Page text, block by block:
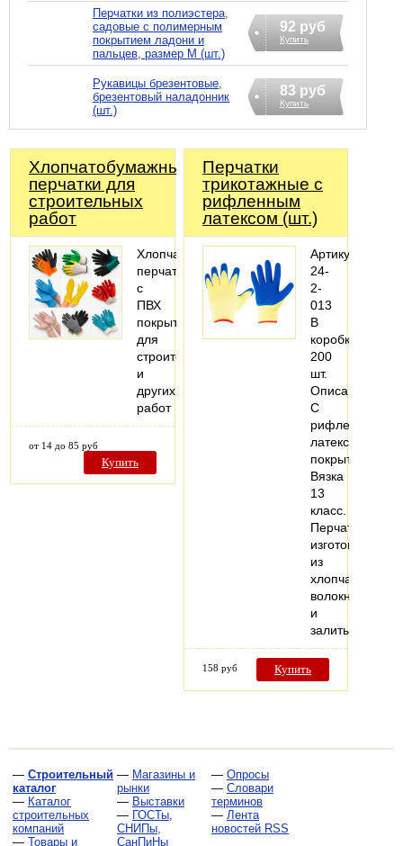
Перчатки из полиэстера,
садовые с полимерным
покрытием ладони и
пальцев, размер М (шт.)
92 руб
Купить
Рукавицы брезентовые,
брезентовый наладонник
(шт.)
83 руб
Купить
Хлопчатобумажные
перчатки для
строительных
работ
Хлопчатобумажные
перчатки
с
ПВХ
покрытием
для
строительных
и
других
работ
от 14 до 85 руб
Купить
Перчатки
трикотажные с
рифленным
латексом (шт.)
Артикул:
24-
2-
013
В
коробке:
200
шт.
Описание:
С
рифленным
латексным
покрытием.
Вязка
13
класс.
Перчатки
изготовлены
из
волокна
и
залиты…
158 руб Купить
— Строительный
каталог
— Каталог
строительных
компаний
— Товары и
— Магазины и
рынки
— Выставки
— ГОСТы,
СНИПы,
СанПиНы
— Опросы
— Словари
терминов
— Лента
новостей RSS